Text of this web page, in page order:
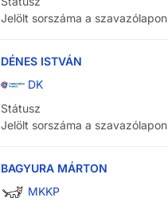
Jelölt sorszáma a szavazólapon
DÉNES ISTVÁN
DK
Státusz
Jelölt sorszáma a szavazólapon
BAGYURA MÁRTON
MKKP